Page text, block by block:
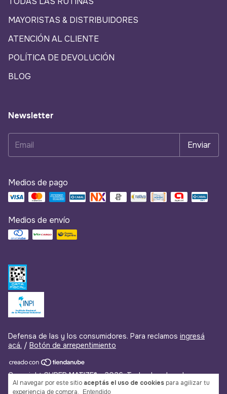
Al navegar por este sitio aceptás el uso de cookies para agilizar tu
experiencia de compra.
Entendido
MAYORISTAS & DISTRIBUIDORES
ATENCIÓN AL CLIENTE
POLÍTICA DE DEVOLUCIÓN
BLOG
Newsletter
Medios de pago
Medios de envío
Defensa de las y los consumidores. Para reclamos ingresá
acá. / Botón de arrepentimiento
Copyright SUPER MATIZE® - 2026. Todos los derechos
reservados.